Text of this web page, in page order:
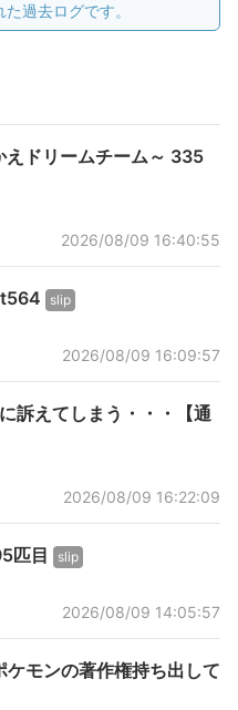
過去ログです。
えドリームチーム～ 335
2026/08/09 16:40:55
slip
2026/08/09 16:09:57
訴えてしまう・・・【通
2026/08/09 16:22:09
匹目 slip
2026/08/09 14:05:57
モンの著作権持ち出して